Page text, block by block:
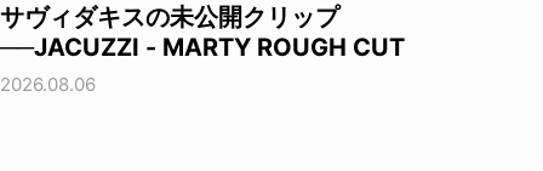
サヴィダキスの未公開クリップ
──JACUZZI - MARTY ROUGH CUT
2026.08.06